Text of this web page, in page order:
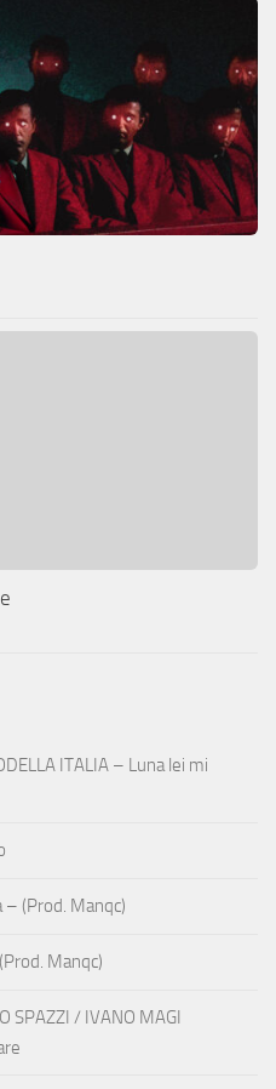
ITALIA – Luna lei mi
– (Prod. Manqc)
Manqc)
SPAZZI / IVANO MAGI